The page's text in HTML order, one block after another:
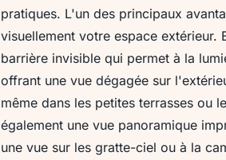
pratiques. L'un des principaux
visuellement votre espace
barrière invisible qui permet à la
offrant une vue dégagée sur
même dans les petites terrasses ou
également une vue panoramique
une vue sur les gratte-ciel ou à la